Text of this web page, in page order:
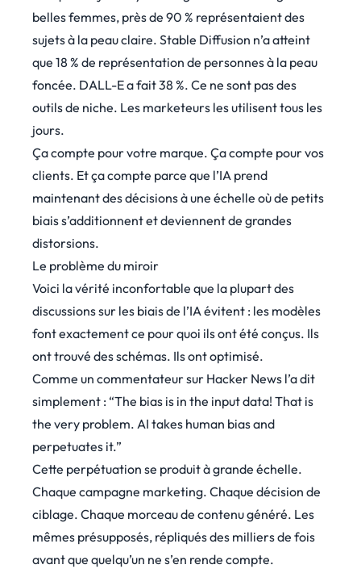
belles femmes, près de 90 % représentaient des
sujets à la peau claire. Stable Diffusion n’a atteint
que 18 % de représentation de personnes à la peau
foncée. DALL-E a fait 38 %. Ce ne sont pas des
outils de niche. Les marketeurs les utilisent tous les
jours.
Ça compte pour votre marque. Ça compte pour vos
clients. Et ça compte parce que l’IA prend
maintenant des décisions à une échelle où de petits
biais s’additionnent et deviennent de grandes
distorsions.
Le problème du miroir
Voici la vérité inconfortable que la plupart des
discussions sur les biais de l’IA évitent : les modèles
font exactement ce pour quoi ils ont été conçus. Ils
ont trouvé des schémas. Ils ont optimisé.
Comme un commentateur sur Hacker News l’adit
simplement : “The bias is in the input data! That is
the very problem. AI takes human bias and
perpetuates it.”
Cette perpétuation se produit à grande échelle.
Chaque campagne marketing. Chaque décision de
ciblage. Chaque morceau de contenu généré. Les
mêmes présupposés, répliqués des milliers de fois
avant que quelqu’un ne s’en rende compte.